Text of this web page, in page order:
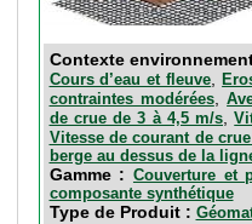
Contexte
Cours d’eau et fleuve ,
contraintes modérées,
de crue de 3 à 4,5 m/s ,
Vitesse de courant de
berge au dessus de la
Gamme : Couverture et
composante synthétique
Type de Produit :